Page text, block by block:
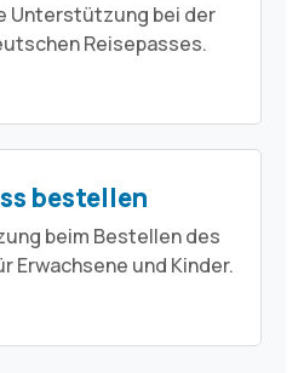
Unterstützung bei der
Reisepasses.
bestellen
beim Bestellen des
Erwachsene und Kinder.